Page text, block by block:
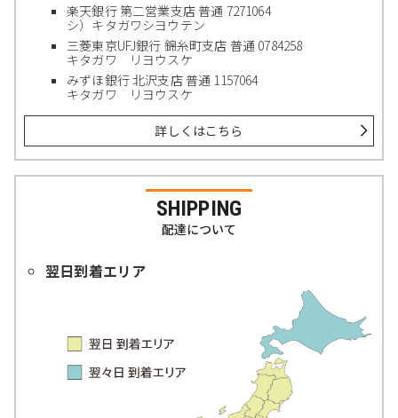
楽天銀行 第二営業支店 普通 7271064
シ）キタガワシヨウテン
三菱東京UFJ銀行 錦糸町支店 普通 0784258
キタガワ リヨウスケ
みずほ銀行 北沢支店 普通 1157064
キタガワ リヨウスケ
詳しくはこちら
SHIPPING
配達について
翌日到着エリア